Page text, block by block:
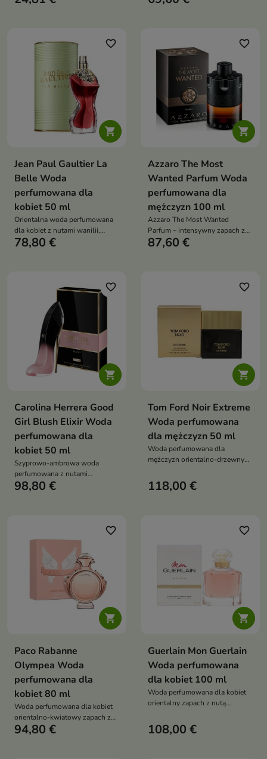
paczuli – idealna na
flakonie w kształcie torsu,

favorite_border
Jean Paul Gaultier La
Belle Woda
perfumowana dla
kobiet 50 ml
Orientalna woda perfumowana
dla kobiet z nutami wanilii,
bergamotki i gruszki. Zmysłowy,
78,80 €

favorite_border
Azzaro The Most
Wanted Parfum Woda
perfumowana dla
mężczyzn 100 ml
Azzaro The Most Wanted
Parfum – intensywny zapach z
czerwonym imbirem, nutami
87,60 €

favorite_border
Carolina Herrera Good
Girl Blush Elixir Woda
perfumowana dla
kobiet 50 ml
Szyprowo-ambrowa woda
perfumowana z nutami
bergamotki, ylang-ylang, róży,
98,80 €

favorite_border
Tom Ford Noir Extreme
Woda perfumowana
dla mężczyzn 50 ml
Woda perfumowana dla
mężczyzn orientalno-drzewny
drzewa sandałowego,
luksusowy, zmysłowy i
118,00 €

favorite_border
Paco Rabanne
Olympea Woda
perfumowana dla
kobiet 80 ml
Woda perfumowana dla kobiet
orientalno-kwiatowy zapach z
nutą wanilii, kaszmiru i ambry,
94,80 €

favorite_border
Guerlain Mon Guerlain
Woda perfumowana
dla kobiet 100 ml
Woda perfumowana dla kobiet
orientalny zapach z nutą
elegancki i zmysłowy, idealny na
dzień i wieczór
108,00 €